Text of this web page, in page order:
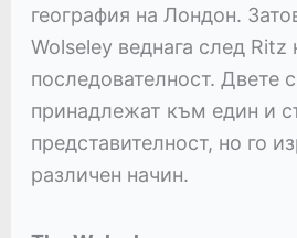
география на Лондон.
Wolseley веднага след Ritz
последователност. Двете
принадлежат към един и
представителност, но го
различен начин.